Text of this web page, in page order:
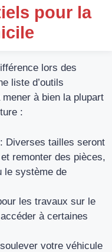
pour la
lors des
liste d’outils
à bien la plupart
:
: Diverses tailles seront
remonter des pièces,
le système de
les travaux sur le
à certaines
votre véhicule